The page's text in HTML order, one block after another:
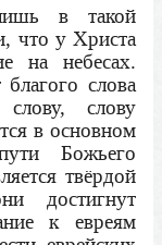
в такой
что у Христа
на небесах.
слова
слову
в основном
Божьего
твёрдой
достигнут
к евреям